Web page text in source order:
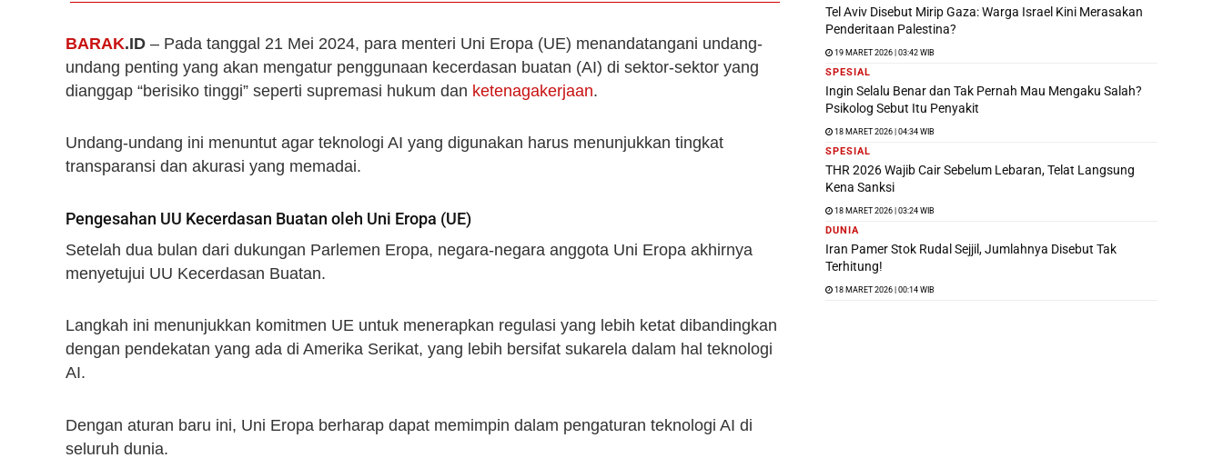
BARAK.ID – Pada tanggal 21 Mei 2024, para menteri Uni Eropa (UE) menandatangani undang-
undang penting yang akan mengatur penggunaan kecerdasan buatan (AI) di sektor-sektor yang
dianggap “berisiko tinggi” seperti supremasi hukum dan ketenagakerjaan.
Undang-undang ini menuntut agar teknologi AI yang digunakan harus menunjukkan tingkat
transparansi dan akurasi yang memadai.
Pengesahan UU Kecerdasan Buatan oleh Uni Eropa (UE)
Setelah dua bulan dari dukungan Parlemen Eropa, negara-negara anggota Uni Eropa akhirnya
menyetujui UU Kecerdasan Buatan.
Langkah ini menunjukkan komitmen UE untuk menerapkan regulasi yang lebih ketat dibandingkan
dengan pendekatan yang ada di Amerika Serikat, yang lebih bersifat sukarela dalam hal teknologi
AI.
Dengan aturan baru ini, Uni Eropa berharap dapat memimpin dalam pengaturan teknologi AI di
seluruh dunia.
Tel Aviv Disebut Mirip Gaza: Warga Israel Kini Merasakan
Penderitaan Palestina?
19 MARET 2026 | 03:42 WIB
SPESIAL
Ingin Selalu Benar dan Tak Pernah Mau Mengaku Salah?
Psikolog Sebut Itu Penyakit
18 MARET 2026 | 04:34 WIB
SPESIAL
THR 2026 Wajib Cair Sebelum Lebaran, Telat Langsung
Kena Sanksi
18 MARET 2026 | 03:24 WIB
DUNIA
Iran Pamer Stok Rudal Sejjil, Jumlahnya Disebut Tak
Terhitung!
18 MARET 2026 | 00:14 WIB